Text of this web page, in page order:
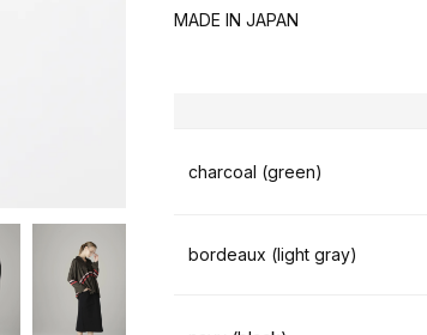
MADE IN JAPAN
charcoal (green)
bordeaux (light gray)